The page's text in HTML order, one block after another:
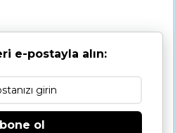
e-postayla alın:
ol